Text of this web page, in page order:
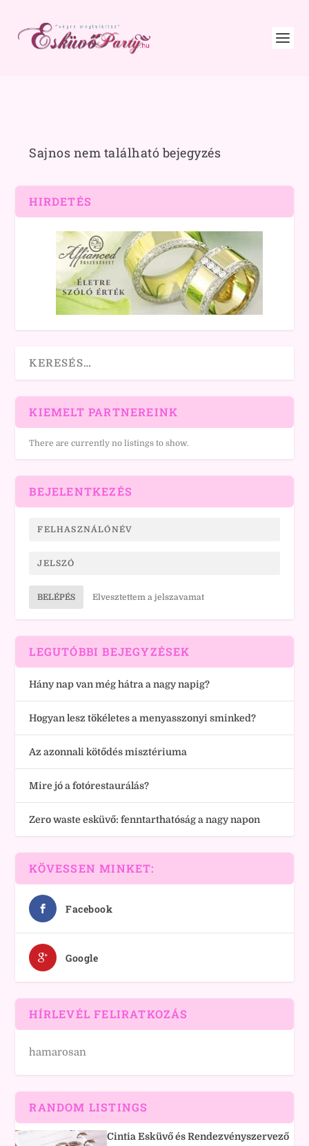
Sajnos nem található bejegyzés
HIRDETÉS
KIEMELT PARTNEREINK
There are currently no listings to show.
BEJELENTKEZÉS
BELÉPÉS Elvesztettem a jelszavamat
LEGUTÓBBI BEJEGYZÉSEK
Hány nap van még hátra a nagy napig?
Hogyan lesz tökéletes a menyasszonyi sminked?
Az azonnali kötődés misztériuma
Mire jó a fotórestaurálás?
Zero waste esküvő: fenntarthatóság a nagy napon
KÖVESSEN MINKET:
Facebook
Google
HÍRLEVÉL FELIRATKOZÁS
hamarosan
RANDOM LISTINGS
Cintia Esküvő és Rendezvényszervező